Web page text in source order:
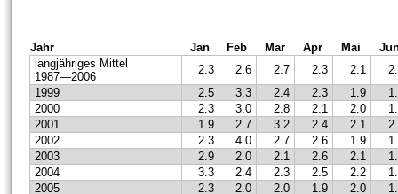
Jahr Jan Feb Mar Apr Mai
langjähriges Mittel
1987—2006
2.3 2.6 2.7 2.3 2.1
1999
2.5 3.3 2.4 2.3 1.9
2000
2.3 3.0 2.8 2.1 2.0
2001
1.9 2.7 3.2 2.4 2.1
2002
2.3 4.0 2.7 2.6 1.9
2003
2.9 2.0 2.1 2.6 2.1
2004
3.3 2.4 2.3 2.5 2.2
2005
2.3 2.0 2.0 1.9 2.0